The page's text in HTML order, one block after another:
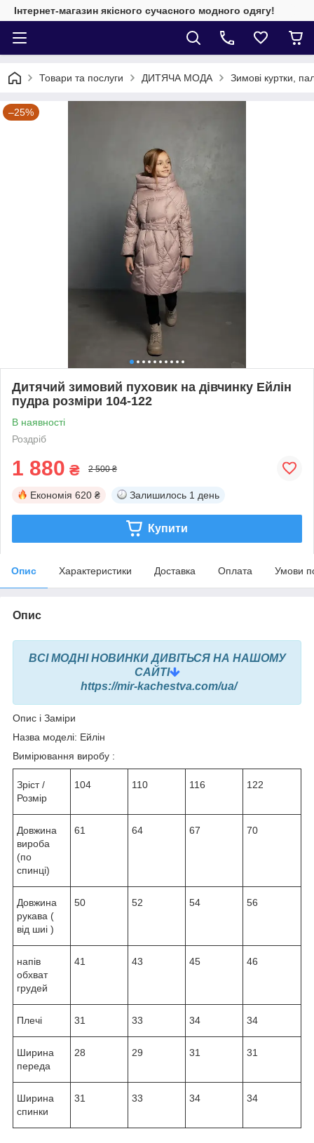
Інтернет-магазин якісного сучасного модного одягу!
Товари та послуги ДИТЯЧА МОДА Зимові куртки,
–25%
Дитячий зимовий пуховик на дівчинку Ейлін
пудра розміри 104-122
В наявності
Роздріб
1 880 ₴ 2 500 ₴
Економія 620 ₴ Залишилось 1 день
Купити
Опис Характеристики Доставка Оплата Умови
Опис
ВСІ МОДНІ НОВИНКИ ДИВІТЬСЯ НА НАШОМУ
САЙТІ
https://mir-kachestva.com/ua/
Опис і Заміри
Назва моделі: Ейлін
Вимірювання виробу :
Зріст /
Розмір
104 110 116 122
Довжина
вироба
(по
спинці)
61 64 67 70
Довжина
рукава (
від шиі )
50 52 54 56
напів
обхват
грудей
41 43 45 46
Плечі 31 33 34 34
Ширина
переда
28 29 31 31
Ширина
спинки
31 33 34 34